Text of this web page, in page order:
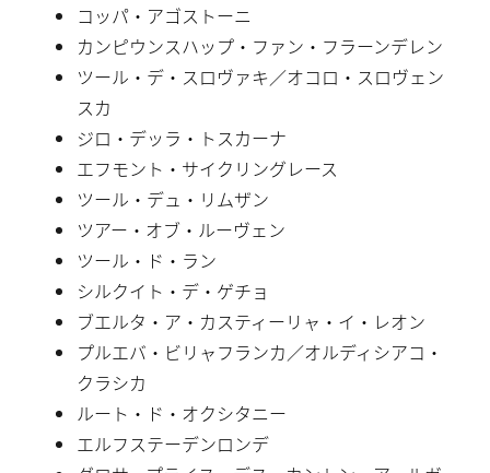
コッパ・アゴストーニ
カンピウンスハップ・ファン・フラーンデレン
ツール・デ・スロヴァキ／オコロ・スロヴェン
スカ
ジロ・デッラ・トスカーナ
エフモント・サイクリングレース
ツール・デュ・リムザン
ツアー・オブ・ルーヴェン
ツール・ド・ラン
シルクイト・デ・ゲチョ
ブエルタ・ア・カスティーリャ・イ・レオン
プルエバ・ビリャフランカ／オルディシアコ・
クラシカ
ルート・ド・オクシタニー
エルフステーデンロンデ